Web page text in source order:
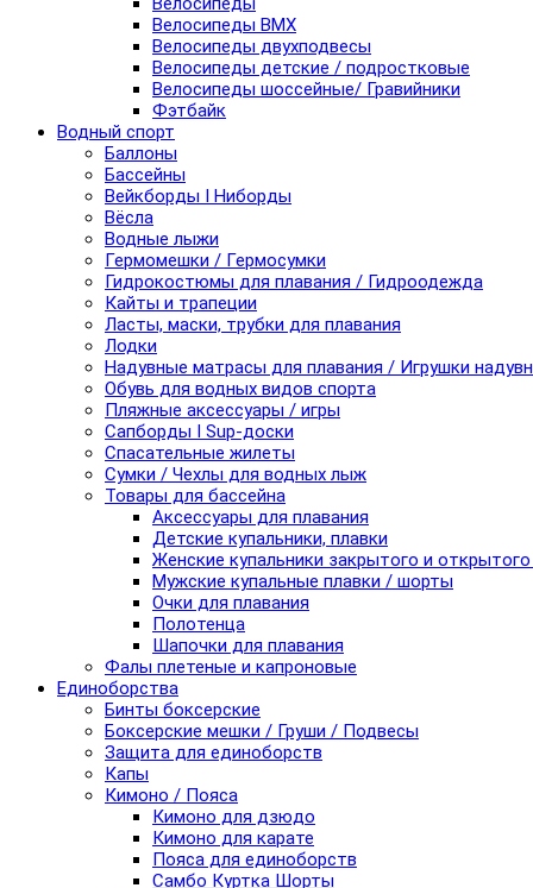
Велосипеды BMX
Велосипеды двухподвесы
Велосипеды детские / подростковые
Велосипеды шоссейные/ Гравийники
Фэтбайк
Водный спорт
Баллоны
Бассейны
Вейкборды I Ниборды
Вёсла
Водные лыжи
Гермомешки / Гермосумки
Гидрокостюмы для плавания / Гидроодежда
Кайты и трапеции
Ласты, маски, трубки для плавания
Лодки
Надувные матрасы для плавания / Игрушки
Обувь для водных видов спорта
Пляжные аксессуары / игры
Сапборды I Sup-доски
Спасательные жилеты
Сумки / Чехлы для водных лыж
Товары для бассейна
Аксессуары для плавания
Детские купальники, плавки
Женские купальники закрытого и
Мужские купальные плавки / шорты
Очки для плавания
Полотенца
Шапочки для плавания
Фалы плетеные и капроновые
Единоборства
Бинты боксерские
Боксерские мешки / Груши / Подвесы
Защита для единоборств
Капы
Кимоно / Пояса
Кимоно для дзюдо
Кимоно для карате
Пояса для единоборств
Самбо Куртка Шорты